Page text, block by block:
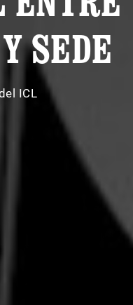
SEDE
ICL